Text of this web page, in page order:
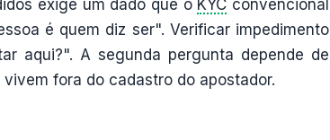
exige um dado que o KYC convencional
é quem diz ser". Verificar impedimento
aqui?". A segunda pergunta depende de
fora do cadastro do apostador.